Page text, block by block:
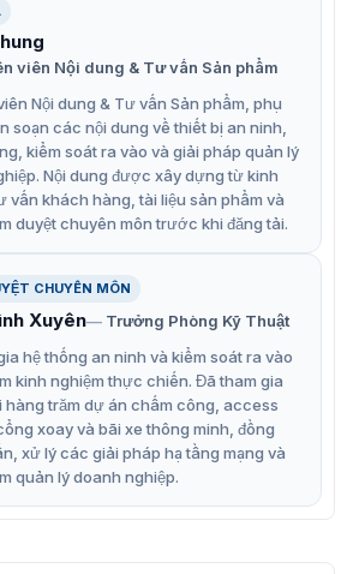
nhiệt Hikvision DS-2TX3742-35P/Q
Hikvision DS-2TX3742-
năng gì?
hoạt
(pan) 90°, nghiêng (tilt) -45° đến 45°
viên Nội dung & Tư vấn Sản phẩm
Nội dung & Tư vấn Sản phẩm, phụ
soạn các nội dung về thiết bị an ninh,
kiểm soát ra vào và giải pháp quản lý
Nội dung được xây dựng từ kinh
vấn khách hàng, tài liệu sản phẩm và
duyệt chuyên môn trước khi đăng tải.
CHUYÊN MÔN
Xuyên
Trưởng Phòng Kỹ Thuật
hệ thống an ninh và kiểm soát ra vào
kinh nghiệm thực chiến. Đã tham gia
hàng trăm dự án chấm công, access
xoay và bãi xe thông minh, đồng
xử lý các giải pháp hạ tầng mạng và
quản lý doanh nghiệp.